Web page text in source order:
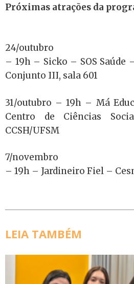
Próximas atrações da
24/outubro
– 19h – Sicko – SOS
Conjunto III, sala 601
31/outubro – 19h – Má
Centro de Ciências
CCSH/UFSM
7/novembro
– 19h – Jardineiro Fiel –
LEIA TAMBÉM